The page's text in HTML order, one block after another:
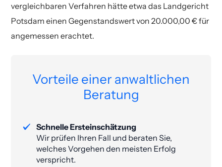
vergleichbaren Verfahren hätte etwa das Landgericht
Potsdam einen Gegenstandswert von 20.000,00 € für
angemessen erachtet.
Vorteile einer anwaltlichen
Beratung
Schnelle Ersteinschätzung
Wir prüfen Ihren Fall und beraten Sie,
welches Vorgehen den meisten Erfolg
verspricht.